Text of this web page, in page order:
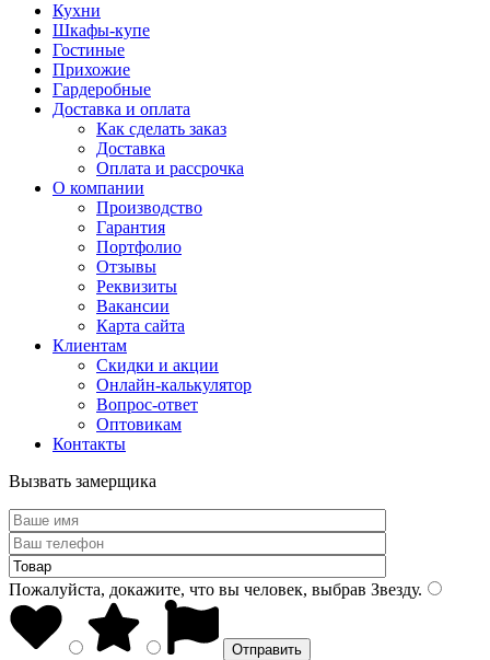
Кухни
Шкафы-купе
Гостиные
Прихожие
Гардеробные
Доставка и оплата
Как сделать заказ
Доставка
Оплата и рассрочка
О компании
Производство
Гарантия
Портфолио
Отзывы
Реквизиты
Вакансии
Карта сайта
Клиентам
Скидки и акции
Онлайн-калькулятор
Вопрос-ответ
Оптовикам
Контакты
Вызвать замерщика
Пожалуйста, докажите, что вы человек, выбрав Звезду.